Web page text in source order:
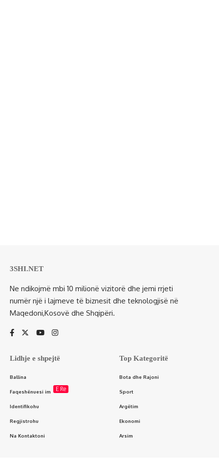
3SHI.NET
Ne ndikojmë mbi 10 milionë vizitorë dhe jemi rrjeti
numër një i lajmeve të biznesit dhe teknologjisë në
Maqedoni,Kosovë dhe Shqipëri.
Lidhje e shpejtë
Ballina
Faqeshënuesi im E Re
Identifikohu
Regjistrohu
Na Kontaktoni
Top Kategoritë
Bota dhe Rajoni
Sport
Argëtim
Ekonomi
Arsim